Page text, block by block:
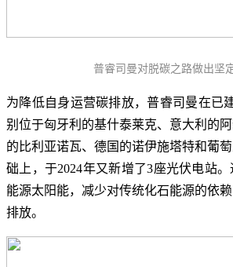
普睿司曼对脱碳之路做出坚
为降低自身运营碳排放，普睿司曼在已
别位于匈牙利的基什泰莱克、意大利的
的比利亚诺瓦、德国的诺伊施塔特和葡
础上，于2024年又新增了3座光伏电站
能源太阳能，减少对传统化石能源的依
排放。